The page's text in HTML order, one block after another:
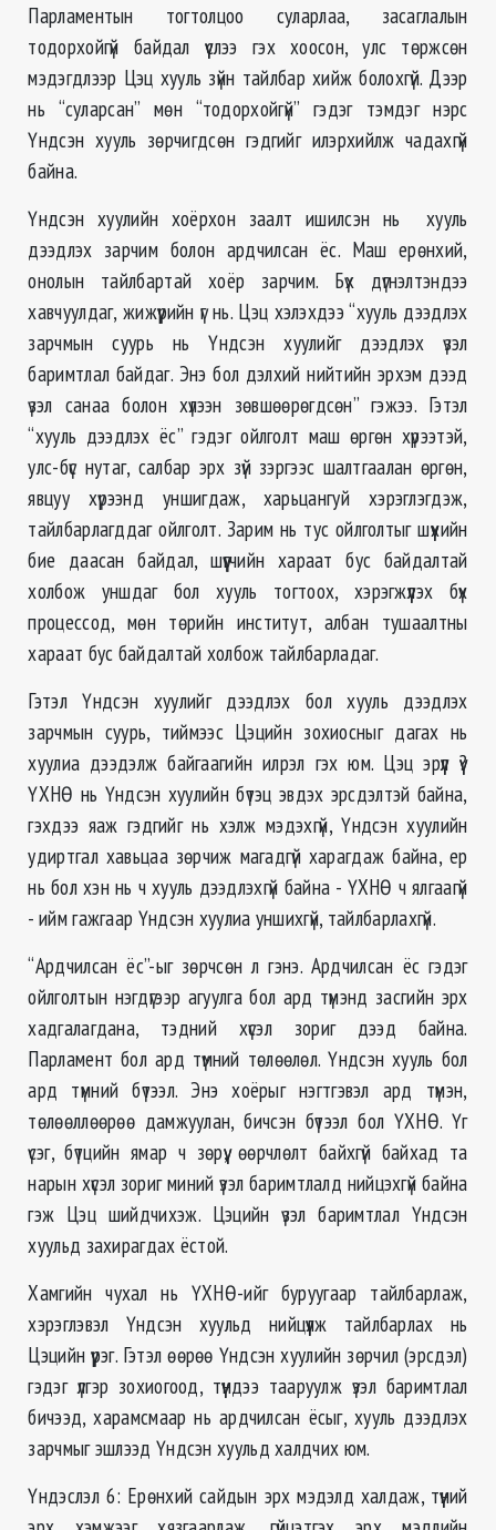
Парламентын тогтолцоо суларлаа, засаглалын
тодорхойгүй байдал үүслээ гэх хоосон, улс төржсөн
мэдэгдлээр Цэц хууль зүйн тайлбар хийж болохгүй. Дээр
нь “суларсан” мөн “тодорхойгүй” гэдэг тэмдэг нэрс
Үндсэн хууль зөрчигдсөн гэдгийг илэрхийлж чадахгүй
байна.
Үндсэн хуулийн хоёрхон заалт ишилсэн нь хууль
дээдлэх зарчим болон ардчилсан ёс. Маш ерөнхий,
онолын тайлбартай хоёр зарчим. Бүх дүгнэлтэндээ
хавчуулдаг, жижүүрийн үг нь. Цэц хэлэхдээ “хууль дээдлэх
зарчмын суурь нь Үндсэн хуулийг дээдлэх үзэл
баримтлал байдаг. Энэ бол дэлхий нийтийн эрхэм дээд
үзэл санаа болон хүлээн зөвшөөрөгдсөн” гэжээ. Гэтэл
“хууль дээдлэх ёс” гэдэг ойлголт маш өргөн хүрээтэй,
улс-бүс нутаг, салбар эрх зүй зэргээс шалтгаалан өргөн,
явцуу хүрээнд уншигдаж, харьцангуй хэрэглэгдэж,
тайлбарлагддаг ойлголт. Зарим нь тус ойлголтыг шүүхийн
бие даасан байдал, шүүгчийн хараат бус байдалтай
холбож уншдаг бол хууль тогтоох, хэрэгжүүлэх бүх
процессод, мөн төрийн институт, албан тушаалтны
хараат бус байдалтай холбож тайлбарладаг.
Гэтэл Үндсэн хуулийг дээдлэх бол хууль дээдлэх
зарчмын суурь, тиймээс Цэцийн зохиосныг дагах нь
хуулиа дээдэлж байгаагийн илрэл гэх юм. Цэц эрүүл үү?
ҮХНӨ нь Үндсэн хуулийн бүтэц эвдэх эрсдэлтэй байна,
гэхдээ яаж гэдгийг нь хэлж мэдэхгүй, Үндсэн хуулийн
удиртгал хавьцаа зөрчиж магадгүй харагдаж байна, ер
нь бол хэн нь ч хууль дээдлэхгүй байна - ҮХНӨ ч ялгаагүй
- ийм гажгаар Үндсэн хуулиа уншихгүй, тайлбарлахгүй.
“Ардчилсан ёс”-ыг зөрчсөн л гэнэ. Ардчилсан ёс гэдэг
ойлголтын нэгдүгээр агуулга бол ард түмэнд засгийн эрх
хадгалагдана, тэдний хүсэл зориг дээд байна.
Парламент бол ард түмний төлөөлөл. Үндсэн хууль бол
ард түмний бүтээл. Энэ хоёрыг нэгтгэвэл ард түмэн,
төлөөллөөрөө дамжуулан, бичсэн бүтээл бол ҮХНӨ. Үг
үсэг, бүтцийн ямар ч зөрүү, өөрчлөлт байхгүй байхад та
нарын хүсэл зориг миний үзэл баримтлалд нийцэхгүй байна
гэж Цэц шийдчихэж. Цэцийн үзэл баримтлал Үндсэн
хуульд захирагдах ёстой.
Хамгийн чухал нь ҮХНӨ-ийг буруугаар тайлбарлаж,
хэрэглэвэл Үндсэн хуульд нийцүүлж тайлбарлах нь
Цэцийн үүрэг. Гэтэл өөрөө Үндсэн хуулийн зөрчил (эрсдэл)
гэдэг үлгэр зохиогоод, түүндээ тааруулж үзэл баримтлал
бичээд, харамсмаар нь ардчилсан ёсыг, хууль дээдлэх
зарчмыг эшлээд Үндсэн хуульд халдчих юм.
Үндэслэл 6: Ерөнхий сайдын эрх мэдэлд халдаж, түүний